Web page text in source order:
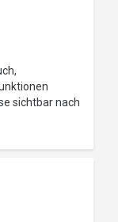
sichtbar nach